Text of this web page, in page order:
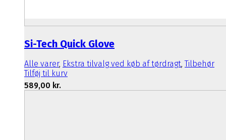
Si-Tech Quick Glove
Alle varer, Ekstra tilvalg ved køb af tørdragt,Tilbehør
Tilføj til kurv
589,00 kr.